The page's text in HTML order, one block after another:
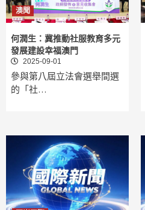
澳聞
何潤生：冀推動社服教育多元
發展建設幸福澳門
2025-09-01
參與第八屆立法會選舉間選
的「社…